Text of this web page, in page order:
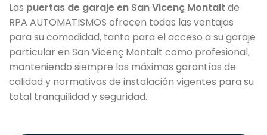
Las puertas de garaje en San Vicenç Montalt de
RPA AUTOMATISMOS ofrecen todas las ventajas
para su comodidad, tanto para el acceso a su garaje
particular en San Vicenç Montalt como profesional,
manteniendo siempre las máximas garantías de
calidad y normativas de instalación vigentes para su
total tranquilidad y seguridad.